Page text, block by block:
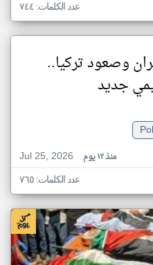
عدد الكلمات: ٧٤٤
وصعود تركيا..
جديد
Jul 25, 2026
منذ ١٢ يوم
عدد الكلمات: ٧٦٥